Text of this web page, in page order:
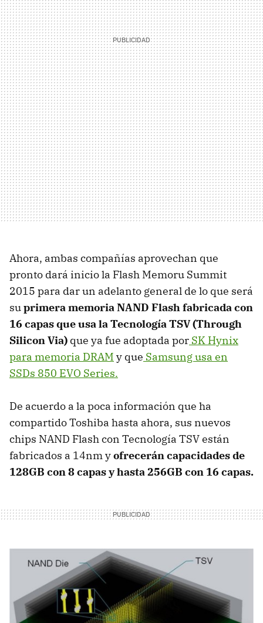
Ahora, ambas compañías aprovechan que
pronto dará inicio la Flash Memoru Summit
2015 para dar un adelanto general de lo que será
suprimera memoria NAND Flash fabricada con
16 capas que usa la Tecnología TSV (Through
Silicon Via) que ya fue adoptada por SK Hynix
para memoria DRAM y que Samsung usa en
SSDs 850 EVO Series.
De acuerdo a la poca información que ha
compartido Toshiba hasta ahora, sus nuevos
chips NAND Flash con Tecnología TSV están
fabricados a 14nm yofrecerán capacidades de
128GB con 8 capas y hasta 256GB con 16 capas.